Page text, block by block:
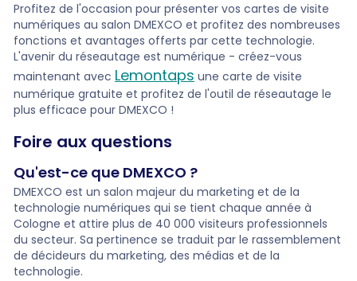
Profitez de l'occasion pour présenter vos cartes de visite
numériques au salon DMEXCO et profitez des nombreuses
fonctions et avantages offerts par cette technologie.
L'avenir du réseautage est numérique - créez-vous
maintenant avec Lemontaps une carte de visite
numérique gratuite et profitez de l'outil de réseautage le
plus efficace pour DMEXCO !
Foire aux questions
Qu'est-ce que DMEXCO ?
DMEXCO est un salon majeur du marketing et de la
technologie numériques qui se tient chaque année à
Cologne et attire plus de 40 000 visiteurs professionnels
du secteur. Sa pertinence se traduit par le rassemblement
de décideurs du marketing, des médias et de la
technologie.